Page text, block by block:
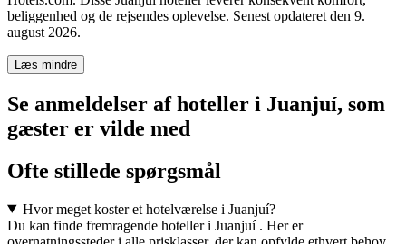
beliggenhed og de rejsendes oplevelse. Senest opdateret den 9.
august 2026.
Læs mindre
Se anmeldelser af hoteller i Juanjuí, som
gæster er vilde med
Ofte stillede spørgsmål
Hvor meget koster et hotelværelse i Juanjuí?
Du kan finde fremragende hoteller i Juanjuí . Her er